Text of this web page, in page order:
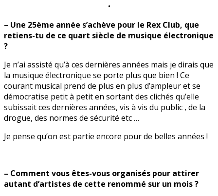
•
– Une 25ème année s’achève pour le Rex Club, que
retiens-tu de ce quart siècle de musique électronique
?
Je n’ai assisté qu’à ces dernières années mais je dirais que
la musique électronique se porte plus que bien ! Ce
courant musical prend de plus en plus d’ampleur et se
démocratise petit à petit en sortant des clichés qu’elle
subissait ces dernières années, vis à vis du public , de la
drogue, des normes de sécurité etc …
Je pense qu’on est partie encore pour de belles années !
– Comment vous êtes-vous organisés pour attirer
autant d’artistes de cette renommé sur un mois ?